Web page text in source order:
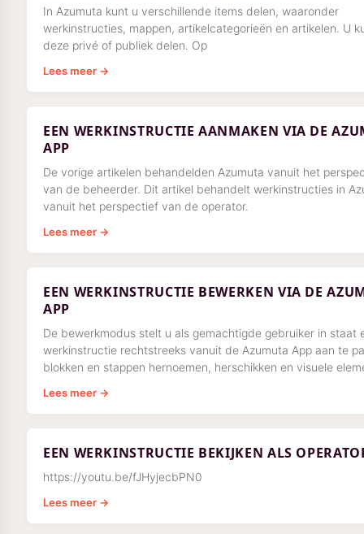
In Azumuta kunt u verschillende items delen, waaronder
werkinstructies, mappen, artikelcategorieën en artikelen. U
deze privé of publiek delen. Op
Lees meer →
EEN WERKINSTRUCTIE AANMAKEN VIA DE
APP
De vorige artikelen behandelden Azumuta vanuit het
van de beheerder. Dit artikel behandelt werkinstructies in
vanuit het perspectief van de operator.
Lees meer →
EEN WERKINSTRUCTIE BEWERKEN VIA DE
APP
De bewerkmodus stelt u als gemachtigde gebruiker in staat
werkinstructie rechtstreeks vanuit de Azumuta App aan te
blokken en stappen hernoemen, herschikken en visuele
werkinstructie worden toegepast.
Lees meer →
EEN WERKINSTRUCTIE BEKIJKEN ALS
https://youtu.be/fJHyjecbPN0
Lees meer →